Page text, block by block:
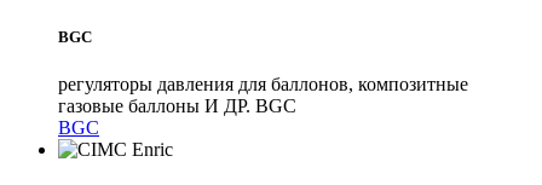
BGC
регуляторы давления для баллонов, композитные
газовые баллоны И ДР. BGC
BGC